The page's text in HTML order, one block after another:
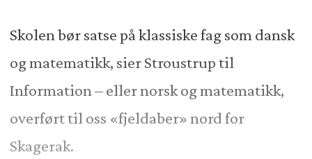
Skolen bør satse på klassiske fag som dansk
og matematikk, sier Stroustrup til
Information – eller norsk og matematikk,
overført til oss «fjeldaber» nord for
Skagerak.